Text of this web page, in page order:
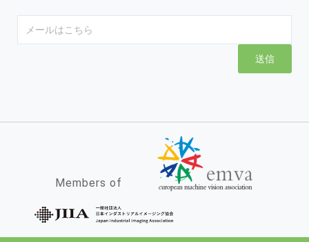
送信
Members of